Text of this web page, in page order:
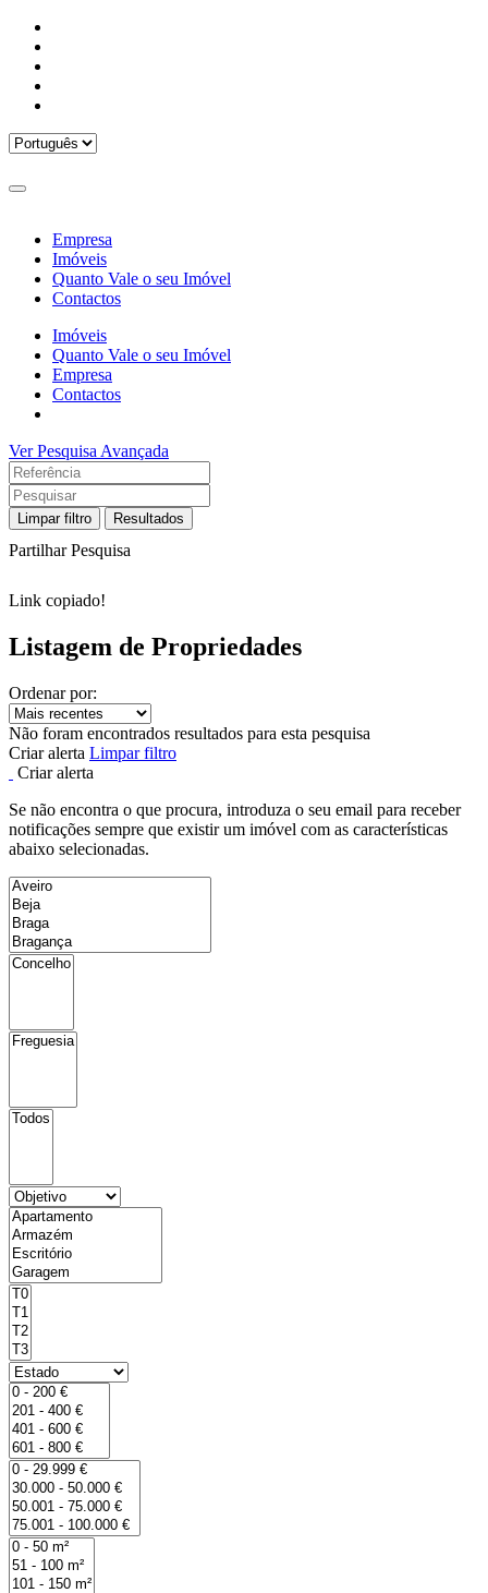
Empresa
Imóveis
Quanto Vale o seu Imóvel
Contactos
Imóveis
Quanto Vale o seu Imóvel
Empresa
Contactos
Ver Pesquisa Avançada
Limpar filtro Resultados
Partilhar Pesquisa
Link copiado!
Listagem de Propriedades
Ordenar por:
Não foram encontrados resultados para esta pesquisa
Criar alerta Limpar filtro
Criar alerta
Se não encontra o que procura, introduza o seu email para receber
notificações sempre que existir um imóvel com as características
abaixo selecionadas.